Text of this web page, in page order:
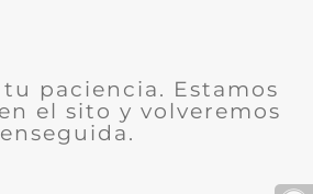
paciencia. Estamos
el sito y volveremos
enseguida.